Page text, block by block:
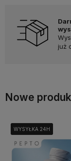
już
Nowe
WYSYŁKA 24H
WYSYŁKA 24H
WYSYŁKA 24H